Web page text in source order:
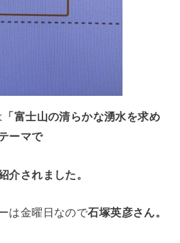
「富士山の清らかな湧水を求め
ーマで
介されました。
は金曜日なので石塚英彦さん。